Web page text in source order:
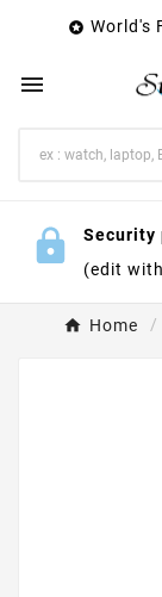
 World's

Security
(edit
Home